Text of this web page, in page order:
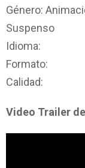
Género:
Suspenso
Idioma:
Formato:
Calidad:
Video Trailer